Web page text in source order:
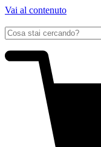
Vai al contenuto